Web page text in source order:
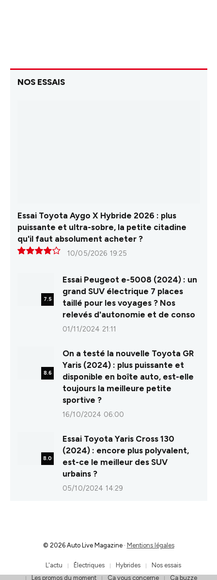
NOS ESSAIS
Essai Toyota Aygo X Hybride 2026 : plus
puissante et ultra-sobre, la petite citadine
qu'il faut absolument acheter ?
10/05/2026 19:25
7.5
Essai Peugeot e-5008 (2024) : un
grand SUV électrique 7 places
taillé pour les voyages ? Nos
relevés d'autonomie et de conso
01/11/2024 21:11
8.6
On a testé la nouvelle Toyota GR
Yaris (2024) : plus puissante et
disponible en boîte auto, est-elle
toujours la meilleure petite
sportive ?
16/10/2024 06:00
8.0
Essai Toyota Yaris Cross 130
(2024) : encore plus polyvalent,
est-ce le meilleur des SUV
urbains ?
05/10/2024 14:29
© 2026 Auto Live Magazine · Mentions légales
L'actu Électriques Hybrides
Nos essais
Les promos du moment
Ça vous concerne Ça buzze